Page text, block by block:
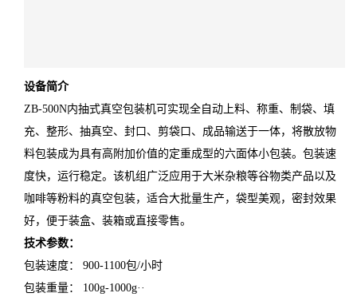
设备简介
ZB-500N内抽式真空包装机可实现全自动上料、称重、制袋、填
充、整形、抽真空、封口、剪袋口、成品输送于一体，将散放物
料包装成为具有高附加价值的定重成型的六面体小包装。包装速
度快，运行稳定。该机组广泛应用于大米杂粮等谷物类产品以及
咖啡等粉料的真空包装，适合大批量生产，袋型美观，密封效果
好，便于装盒、装箱或直接零售。
技术参数：
包装速度： 900-1100包/小时
包装重量： 100g-1000g··